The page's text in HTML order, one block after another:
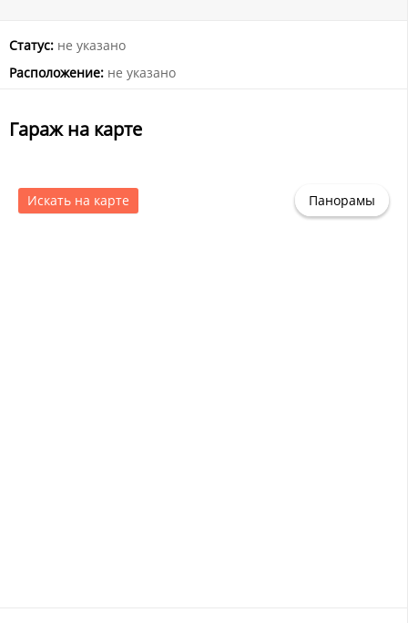
Статус: не указано
Расположение: не указано
Гараж на карте
Искать на карте Панорамы